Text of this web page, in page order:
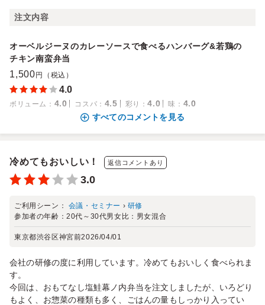
注文内容
オーベルジーヌのカレーソースで食べるハンバーグ&若鶏の
チキン南蛮弁当
1,500 円（税込）
4.0
ボリューム ： 4.0 コスパ ： 4.5 彩り ：4.0 味 ： 4.0
すべてのコメントを見る
冷めてもおいしい！ 返信コメントあり
3.0
ご利用シーン： 会議・セミナー › 研修
参加者の年齢：20代～30代男女比： 男女混合
東京都渋谷区神宮前2026/04/01
会社の研修の度に利用しています。冷めてもおいしく食べられま
す。
今回は、おもてなし塩鮭幕ノ内弁当を注文しましたが、いろどり
もよく、お惣菜の種類も多く、ごはんの量もしっかり入ってい